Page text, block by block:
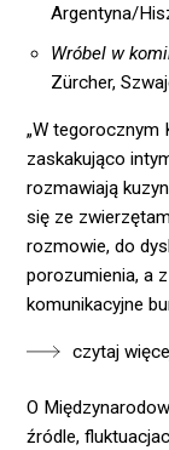
Argentyna/
Wróbel w
Zürcher,
„W tegorocznym
zaskakująco
rozmawiają
się ze
rozmowie, do
porozumienia, a
komunikacyjne
czytaj
O
źródle,